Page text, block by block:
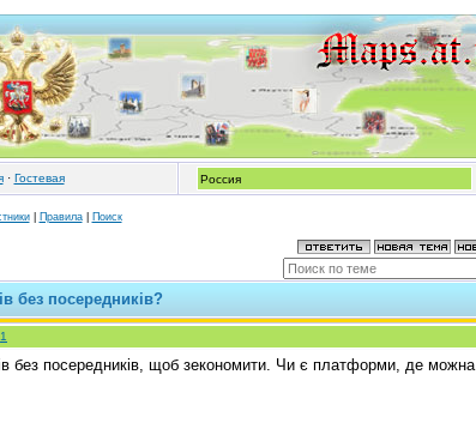
· Гостевая
| Правила| Поиск
без посередників?
1
без посередників, щоб зекономити. Чи є платформи, де можна